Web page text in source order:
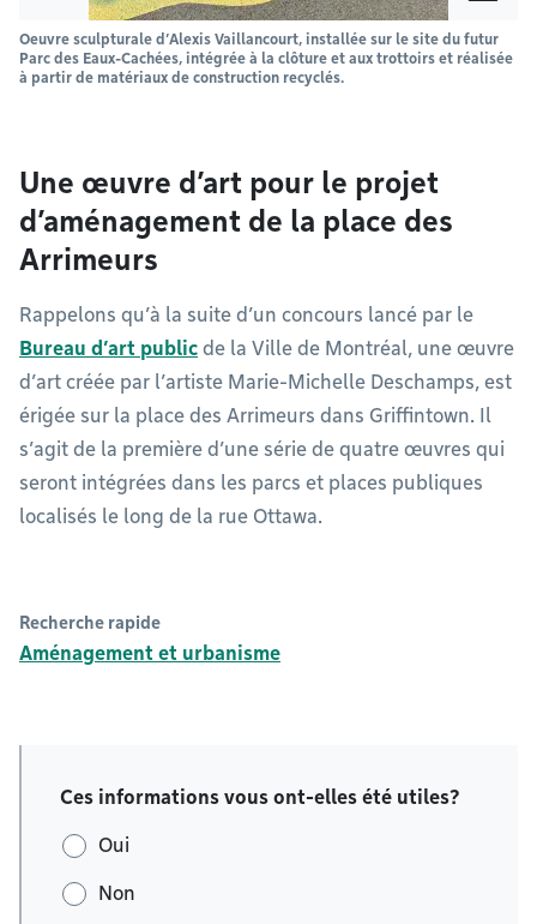
Oeuvre sculpturale d’Alexis Vaillancourt, installée sur le site du futur
Parc des Eaux-Cachées, intégrée à la clôture et aux trottoirs et réalisée
à partir de matériaux de construction recyclés.
Une œuvre d’art pour le projet
d’aménagement de la place des
Arrimeurs
Rappelons qu’à la suite d’un concours lancé par le
Bureau d’art public de la Ville de Montréal, une œuvre
d’art créée par l’artiste Marie-Michelle Deschamps, est
érigée sur la place des Arrimeurs dans Griffintown. Il
s’agit de la première d’une série de quatre œuvres qui
seront intégrées dans les parcs et places publiques
localisés le long de la rue Ottawa.
Recherche rapide
Aménagement et urbanisme
Ces informations vous ont-elles été utiles?
Oui
Non